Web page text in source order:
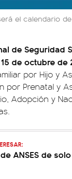
el calendario
de Seguridad
de octubre de
por Hijo y
por Prenatal y
Adopción y
ANSES de